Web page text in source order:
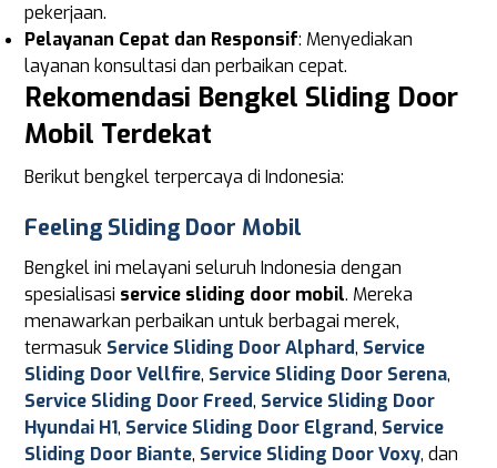
pekerjaan.
Pelayanan Cepat dan Responsif: Menyediakan
layanan konsultasi dan perbaikan cepat.
Rekomendasi Bengkel Sliding Door
Mobil Terdekat
Berikut bengkel terpercaya di Indonesia:
Feeling Sliding Door Mobil
Bengkel ini melayani seluruh Indonesia dengan
spesialisasi service sliding door mobil. Mereka
menawarkan perbaikan untuk berbagai merek,
termasuk Service Sliding Door Alphard, Service
Sliding Door Vellfire, Service Sliding Door Serena,
Service Sliding Door Freed, Service Sliding Door
Hyundai H1, Service Sliding Door Elgrand, Service
Sliding Door Biante, Service Sliding Door Voxy, dan